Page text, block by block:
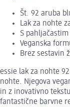
Št. 92 aruba
Lak za nohte
S
Veganska
Brez sestavin
essie lak za nohte
nohte. Njegova
in z inovativno
fantastične barvne